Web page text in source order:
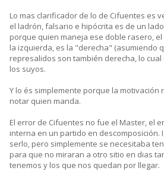
Lo mas clarificador de lo de Cifuentes es
el ladrón, falsario e hipócrita es de un
porque quien maneja ese doble rasero,
la izquierda, es la "derecha" (asumiendo
represalidos son también derecha, lo cual
los suyos.
Y lo és simplemente porque la motivación
notar quien manda.
El error de Cifuentes no fue el Master, el
interna en un partido en descomposición.
serlo, pero simplemente se necesitaba
para que no miraran a otro sitio en dias
tenemos y los que nos quedan por llegar.